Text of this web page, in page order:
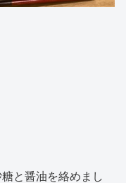
と醤油を絡めまし